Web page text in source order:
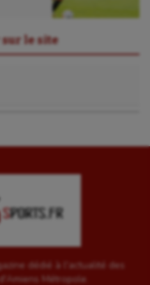
le site
dédié à l'actualité des
Métropole.